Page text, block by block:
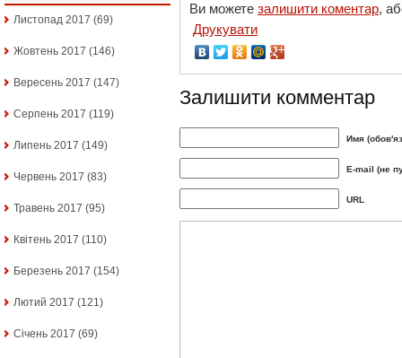
Листопад 2017 (69)
Жовтень 2017 (146)
Вересень 2017 (147)
Серпень 2017 (119)
Липень 2017 (149)
Червень 2017 (83)
Травень 2017 (95)
Квітень 2017 (110)
Березень 2017 (154)
Лютий 2017 (121)
Січень 2017 (69)
Ви можете залишити коментар,
Друкувати
Залишити комментар
Имя
E-mail (не
URL